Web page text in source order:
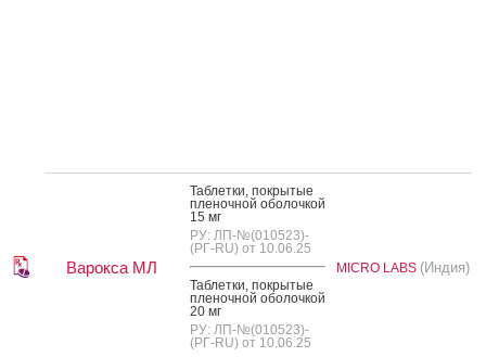
Варокса МЛ
Таб­летки, пок­ры­тые
пле­ноч­ной обо­лоч­кой
15 мг
РУ: ЛП-№(010523)-
(РГ-RU) от 10.06.25
Таб­летки, пок­ры­тые
пле­ноч­ной обо­лоч­кой
20 мг
РУ: ЛП-№(010523)-
(РГ-RU) от 10.06.25
MICRO LABS (Индия)